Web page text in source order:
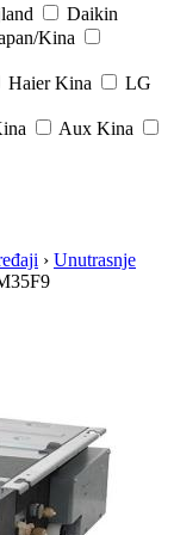
Daikin
Kina
Haier Kina
LG
Aux Kina
› Unutrasnje